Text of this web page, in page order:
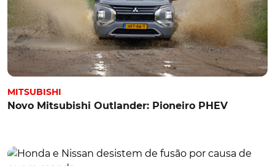
MITSUBISHI
Novo Mitsubishi Outlander: Pioneiro PHEV